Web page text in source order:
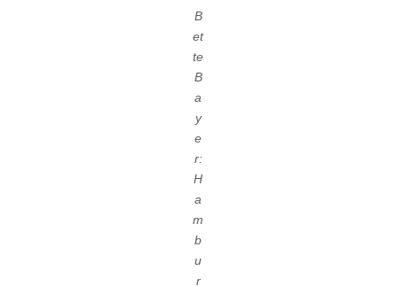
B
et
te
B
a
y
e
r:
H
a
m
b
u
r